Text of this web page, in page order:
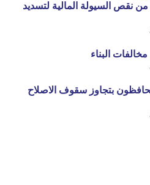
من نقص السيولة المالية لتسديد
البناء
بتجاوز سقوف الاصلاح